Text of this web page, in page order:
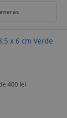
x 6 cm Verde
400 lei